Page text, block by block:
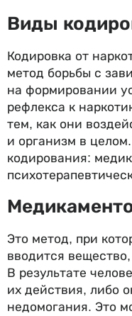
Виды
Кодировка от
метод борьбы с
на формировании
рефлекса к
тем, как они
и организм в
кодирования:
Это метод, при
вводится
В результате
их действия, либо
недомогания. Это